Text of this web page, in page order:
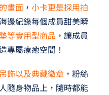
畫面， 小卡更是採用拍
邊紀錄每個成員甜美瞬
等實用型商品 ，讓成員
專屬療癒空間！
飾以及典藏徽章，粉絲
隨身物品上，隨時都能